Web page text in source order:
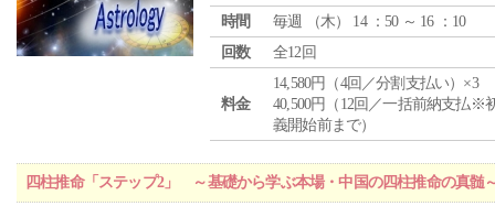
時間
毎週 （木） 14 ：50 ～ 16 ：10
回数
全12回
料金
14,580円（4回／分割支払い）×3
40,500円（12回／一括前納支払※
義開始前まで）
四柱推命「ステップ2」 ～基礎から学ぶ本場・中国の四柱推命の真髄